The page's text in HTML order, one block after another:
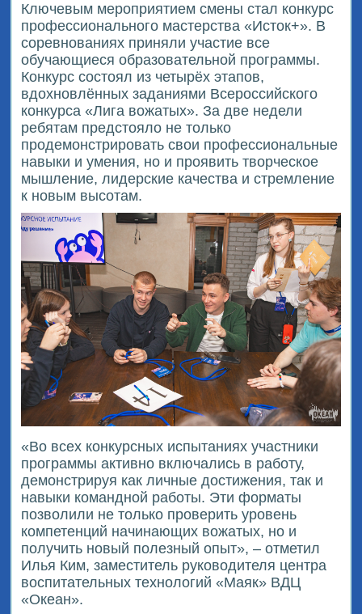
Ключевым мероприятием смены стал конкурс
профессионального мастерства «Исток+». В
соревнованиях приняли участие все
обучающиеся образовательной программы.
Конкурс состоял из четырёх этапов,
вдохновлённых заданиями Всероссийского
конкурса «Лига вожатых». За две недели
ребятам предстояло не только
продемонстрировать свои профессиональные
навыки и умения, но и проявить творческое
мышление, лидерские качества и стремление
к новым высотам.
«Во всех конкурсных испытаниях участники
программы активно включались в работу,
демонстрируя как личные достижения, так и
навыки командной работы. Эти форматы
позволили не только проверить уровень
компетенций начинающих вожатых, но и
получить новый полезный опыт», – отметил
Илья Ким, заместитель руководителя центра
воспитательных технологий «Маяк» ВДЦ
«Океан».